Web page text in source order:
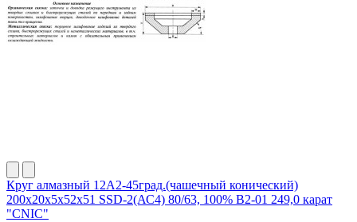
Круг алмазный 12А2-45град.(чашечный конический)
200х20х5х52х51 SSD-2(АС4) 80/63, 100% В2-01 249,0 карат
"CNIC"